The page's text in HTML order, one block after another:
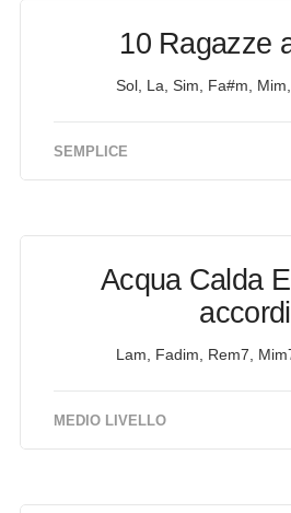
10 Ragazze
Sol, La, Sim, Fa#m,
SEMPLICE
Acqua Calda
accordi
Lam, Fadim, Rem7,
MEDIO LIVELLO